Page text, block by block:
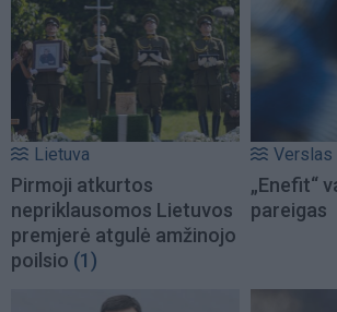
Lietuva
Pirmoji atkurtos
nepriklausomos Lietuvos
premjerė atgulė amžinojo
poilsio (1)
Verslas
„Enefit“
pareigas